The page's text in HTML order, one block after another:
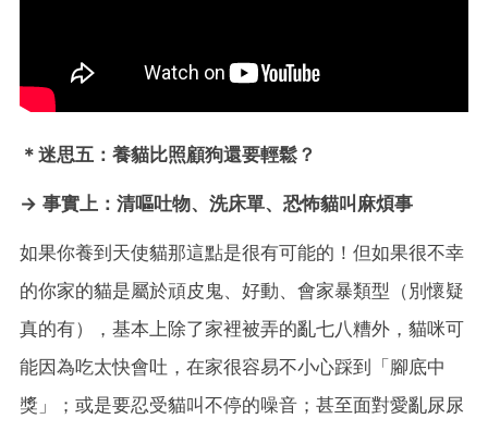
＊ 迷思五 ：養貓比照顧狗還要輕鬆？
→ 事實上：清嘔吐物、洗床單、恐怖貓叫麻煩事
如果你養到天使貓那這點是很有可能的！但如果很不幸
的你家的貓是屬於頑皮鬼、好動、會家暴類型（別懷疑
真的有），基本上除了家裡被弄的亂七八糟外，貓咪可
能因為吃太快會吐，在家很容易不小心踩到「腳底中
獎」；或是要忍受貓叫不停的噪音；甚至面對愛亂尿尿